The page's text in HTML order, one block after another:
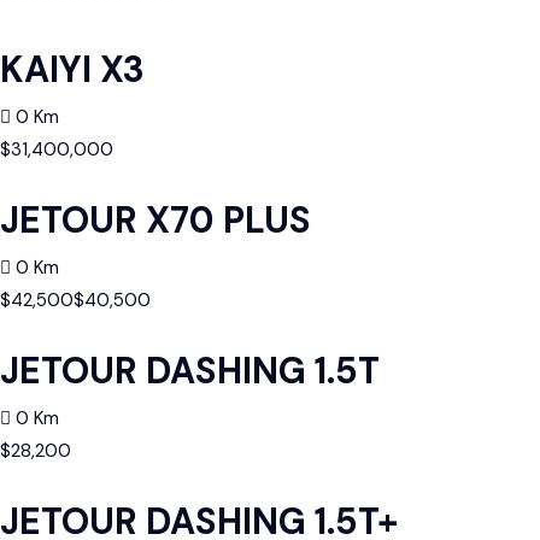
KAIYI X3
0 Km
$31,400,000
JETOUR X70 PLUS
0 Km
$42,500$40,500
JETOUR DASHING 1.5T
0 Km
$28,200
JETOUR DASHING 1.5T+